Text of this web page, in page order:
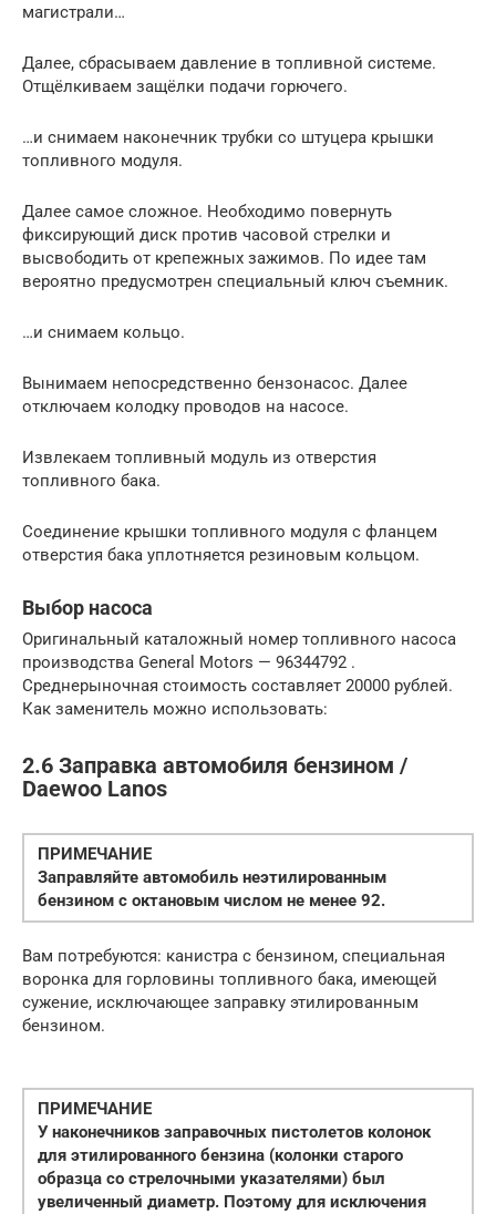
магистрали…
Далее, сбрасываем давление в топливной системе.
Отщёлкиваем защёлки подачи горючего.
…и снимаем наконечник трубки со штуцера крышки
топливного модуля.
Далее самое сложное. Необходимо повернуть
фиксирующий диск против часовой стрелки и
высвободить от крепежных зажимов. По идее там
вероятно предусмотрен специальный ключ съемник.
…и снимаем кольцо.
Вынимаем непосредственно бензонасос. Далее
отключаем колодку проводов на насосе.
Извлекаем топливный модуль из отверстия
топливного бака.
Соединение крышки топливного модуля с фланцем
отверстия бака уплотняется резиновым кольцом.
Выбор насоса
Оригинальный каталожный номер топливного насоса
производства General Motors — 96344792 .
Среднерыночная стоимость составляет 20000 рублей.
Как заменитель можно использовать:
2.6 Заправка автомобиля бензином /
Daewoo Lanos
ПРИМЕЧАНИЕ
Заправляйте автомобиль неэтилированным
бензином с октановым числом не менее 92.
Вам потребуются: канистра с бензином, специальная
воронка для горловины топливного бака, имеющей
сужение, исключающее заправку этилированным
бензином.
ПРИМЕЧАНИЕ
У наконечников заправочных пистолетов колонок
для этилированного бензина (колонки старого
образца со стрелочными указателями) был
увеличенный диаметр. Поэтому для исключения